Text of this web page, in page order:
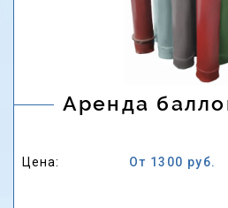
Аренда
Цена: От 1300 руб.